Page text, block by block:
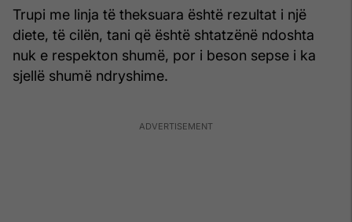
Trupi me linja të theksuara është rezultat i një
diete, të cilën, tani që është shtatzënë ndoshta
nuk e respekton shumë, por i beson sepse i ka
sjellë shumë ndryshime.